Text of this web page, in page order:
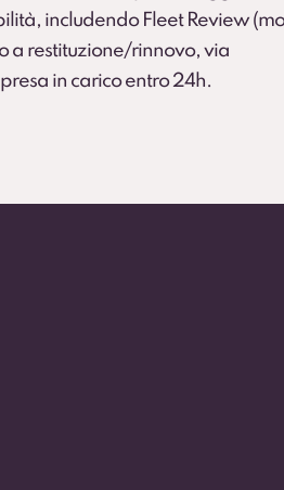
includendo Fleet Review
a restituzione/rinnovo, via
in carico entro 24h.